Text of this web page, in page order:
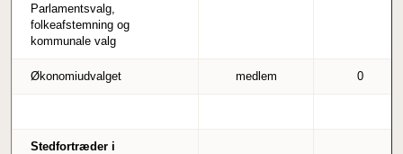
Parlamentsvalg,
folkeafstemning og
kommunale valg
Økonomiudvalget medlem 0
Stedfortræder i